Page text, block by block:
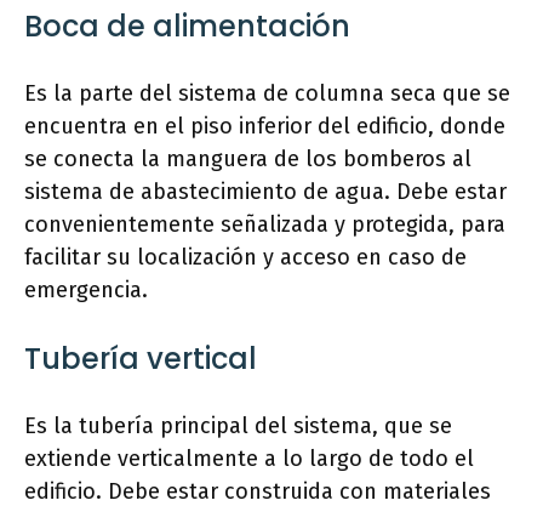
Boca de alimentación
Es la parte del sistema de columna seca que se
encuentra en el piso inferior del edificio, donde
se conecta la manguera de los bomberos al
sistema de abastecimiento de agua. Debe estar
convenientemente señalizada y protegida, para
facilitar su localización y acceso en caso de
emergencia.
Tubería vertical
Es la tubería principal del sistema, que se
extiende verticalmente a lo largo de todo el
edificio. Debe estar construida con materiales